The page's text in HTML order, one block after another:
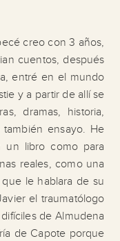
creo con 3 años,
cuentos, después
entré en el mundo
y a partir de allí se
dramas, historia,
ensayo. He
un libro como para
reales, como una
le hablara de su
el traumatólogo
de Almudena
de Capote porque